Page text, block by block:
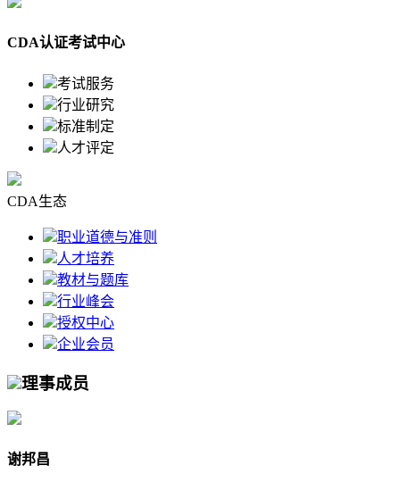
CDA认证考试中心
考试服务
行业研究
标准制定
人才评定
CDA生态
职业道德与准则
人才培养
教材与题库
行业峰会
授权中心
企业会员
理事成员
谢邦昌